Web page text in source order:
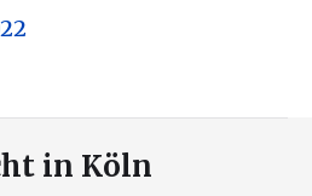
in Köln